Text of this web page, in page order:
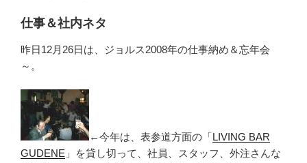
仕事＆社内ネタ
昨日12月26日は、ジョルス2008年の仕事納め＆忘年会
～。
←今年は、表参道方面の「LIVING BAR
GUDENE 」を貸し切って、社員、スタッフ、外注さんな